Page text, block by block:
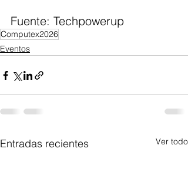
Fuente: Techpowerup
Computex2026
Eventos
Entradas recientes Ver todo